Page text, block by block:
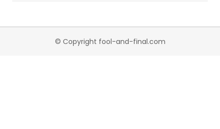
© Copyright fool-and-final.com